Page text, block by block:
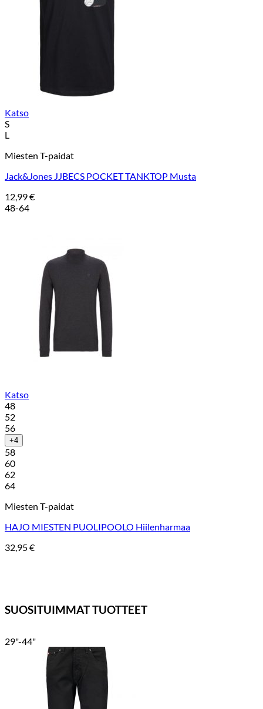
Katso
S
L
Miesten T-paidat
Jack&Jones JJBECS POCKET TANKTOP Musta
12,99€
48-64
Katso
48
52
56
+4
58
60
62
64
Miesten T-paidat
HAJO MIESTEN PUOLIPOOLO Hiilenharmaa
32,95€
SUOSITUIMMAT TUOTTEET
29"-44"